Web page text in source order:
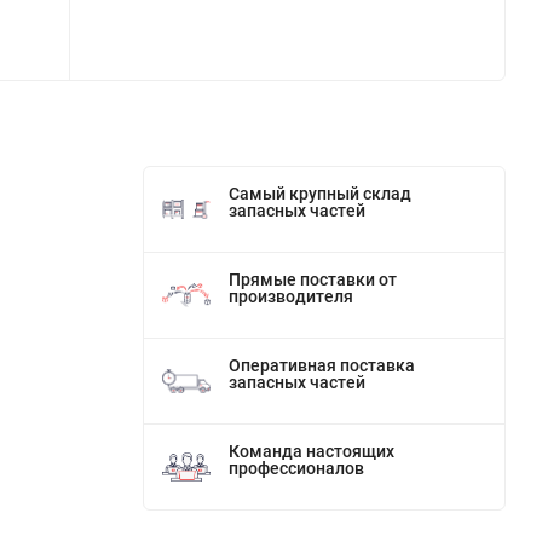
Самый крупный склад
запасных частей
Прямые поставки от
производителя
Оперативная поставка
запасных частей
Команда настоящих
профессионалов